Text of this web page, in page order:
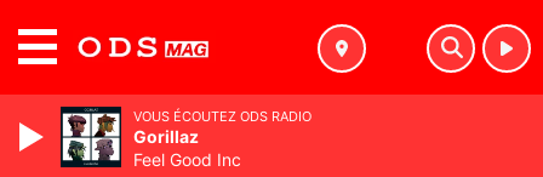
VOUS ÉCOUTEZ ODS RADIO
Gorillaz
Feel Good Inc